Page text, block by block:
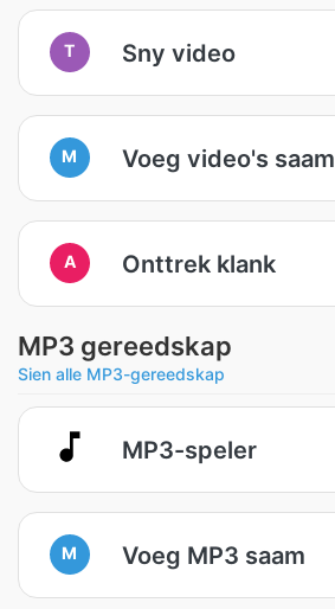
T Sny video
M Voeg video's saam
A Onttrek klank
MP3 gereedskap
Sien alle MP3-gereedskap
MP3-speler
M Voeg MP3 saam